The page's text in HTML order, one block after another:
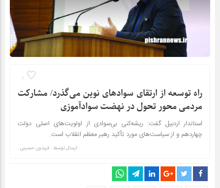
6
راه توسعه از ارتقای سوادهای نوین می‌گذرد/ مشارکت
مردمی محور تحول در نهضت سوادآموزی
استاندار اردبیل گفت: ریشه‌کنی بی‌سوادی از اولویت‌های اصلی دولت
چهاردهم و از سیاست‌های مورد تأکید رهبر معظم انقلاب است.
ارسال توسط : فریدون حسینی